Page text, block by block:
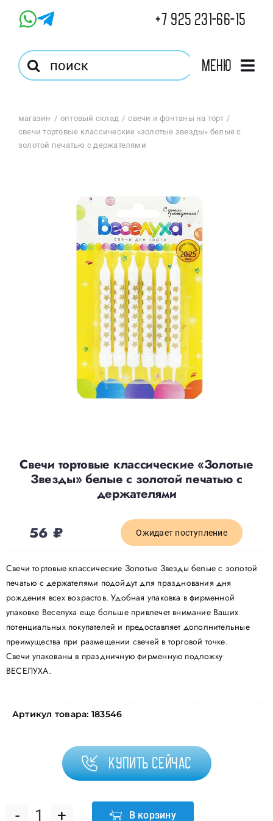
+7 925 231-66-15
Результат
поиска:
Меню
Магазин
Политика конфиденциальности
магазин оптовый склад
свечи и фонтаны на торт
свечи тортовые классические «золотые звезды» белые с
золотой печатью с держателями
Свечи тортовые классические «Золотые
Звезды» белые с золотой печатью с
держателями
56 ₽ Ожидает поступление
Свечи тортовые классические Золотые Звезды белые с золотой
печатью с держателями подойдут для празднования дня
рождения всех возрастов. Удобная упаковка в фирменной
упаковке Веселуха еще больше привлечет внимание Ваших
потенциальных покупателей и предоставляет дополнительные
преимущества при размещении свечей в торговой точке.
Свечи упакованы в праздничную фирменную подложку
ВЕСЕЛУХА.
Артикул товара: 183546
Купить сейчас
В корзину